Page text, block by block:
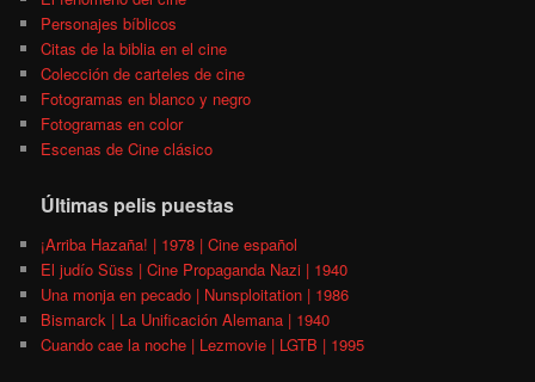
Personajes bíblicos
Citas de la biblia en el cine
Colección de carteles de cine
Fotogramas en blanco y negro
Fotogramas en color
Escenas de Cine clásico
Últimas pelis puestas
¡Arriba Hazaña! | 1978 | Cine español
El judío Süss | Cine Propaganda Nazi | 1940
Una monja en pecado | Nunsploitation | 1986
Bismarck | La Unificación Alemana | 1940
Cuando cae la noche | Lezmovie | LGTB | 1995